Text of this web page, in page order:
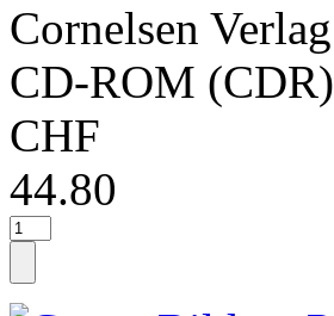
Cornelsen Verlag
CD-ROM (CDR)
CHF
44.80